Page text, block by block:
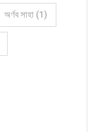
অর্ণব সাহা (1)